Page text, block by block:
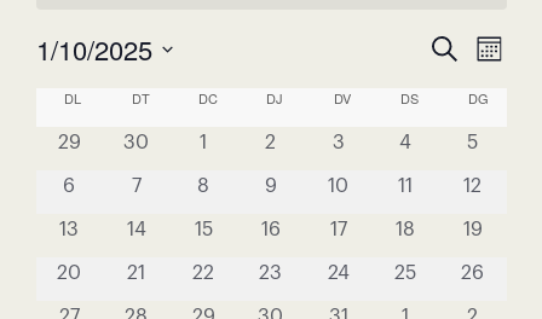
cerca
CercaMes
1/10/2025
data.
Calendari
de
Esdeveniments
DL DILLUNSDTDIMARTSDC DIMECRES
DJ DVDIVENDRES
DS DISSABTE
DG
0
29
0
30
0
1
0
2
0
3
0
4
0
5
0
6
0
7
0
8
0
9
0
10
0
11
0
12
0
13
0
14
0
15
0
16
0
17
0
18
0
19
0
20
0
21
0
22
0
23
0
24
0
25
0
26